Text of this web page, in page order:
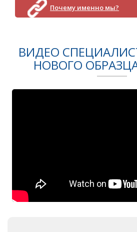
Почему именно мы?
ВИДЕО
НОВОГО